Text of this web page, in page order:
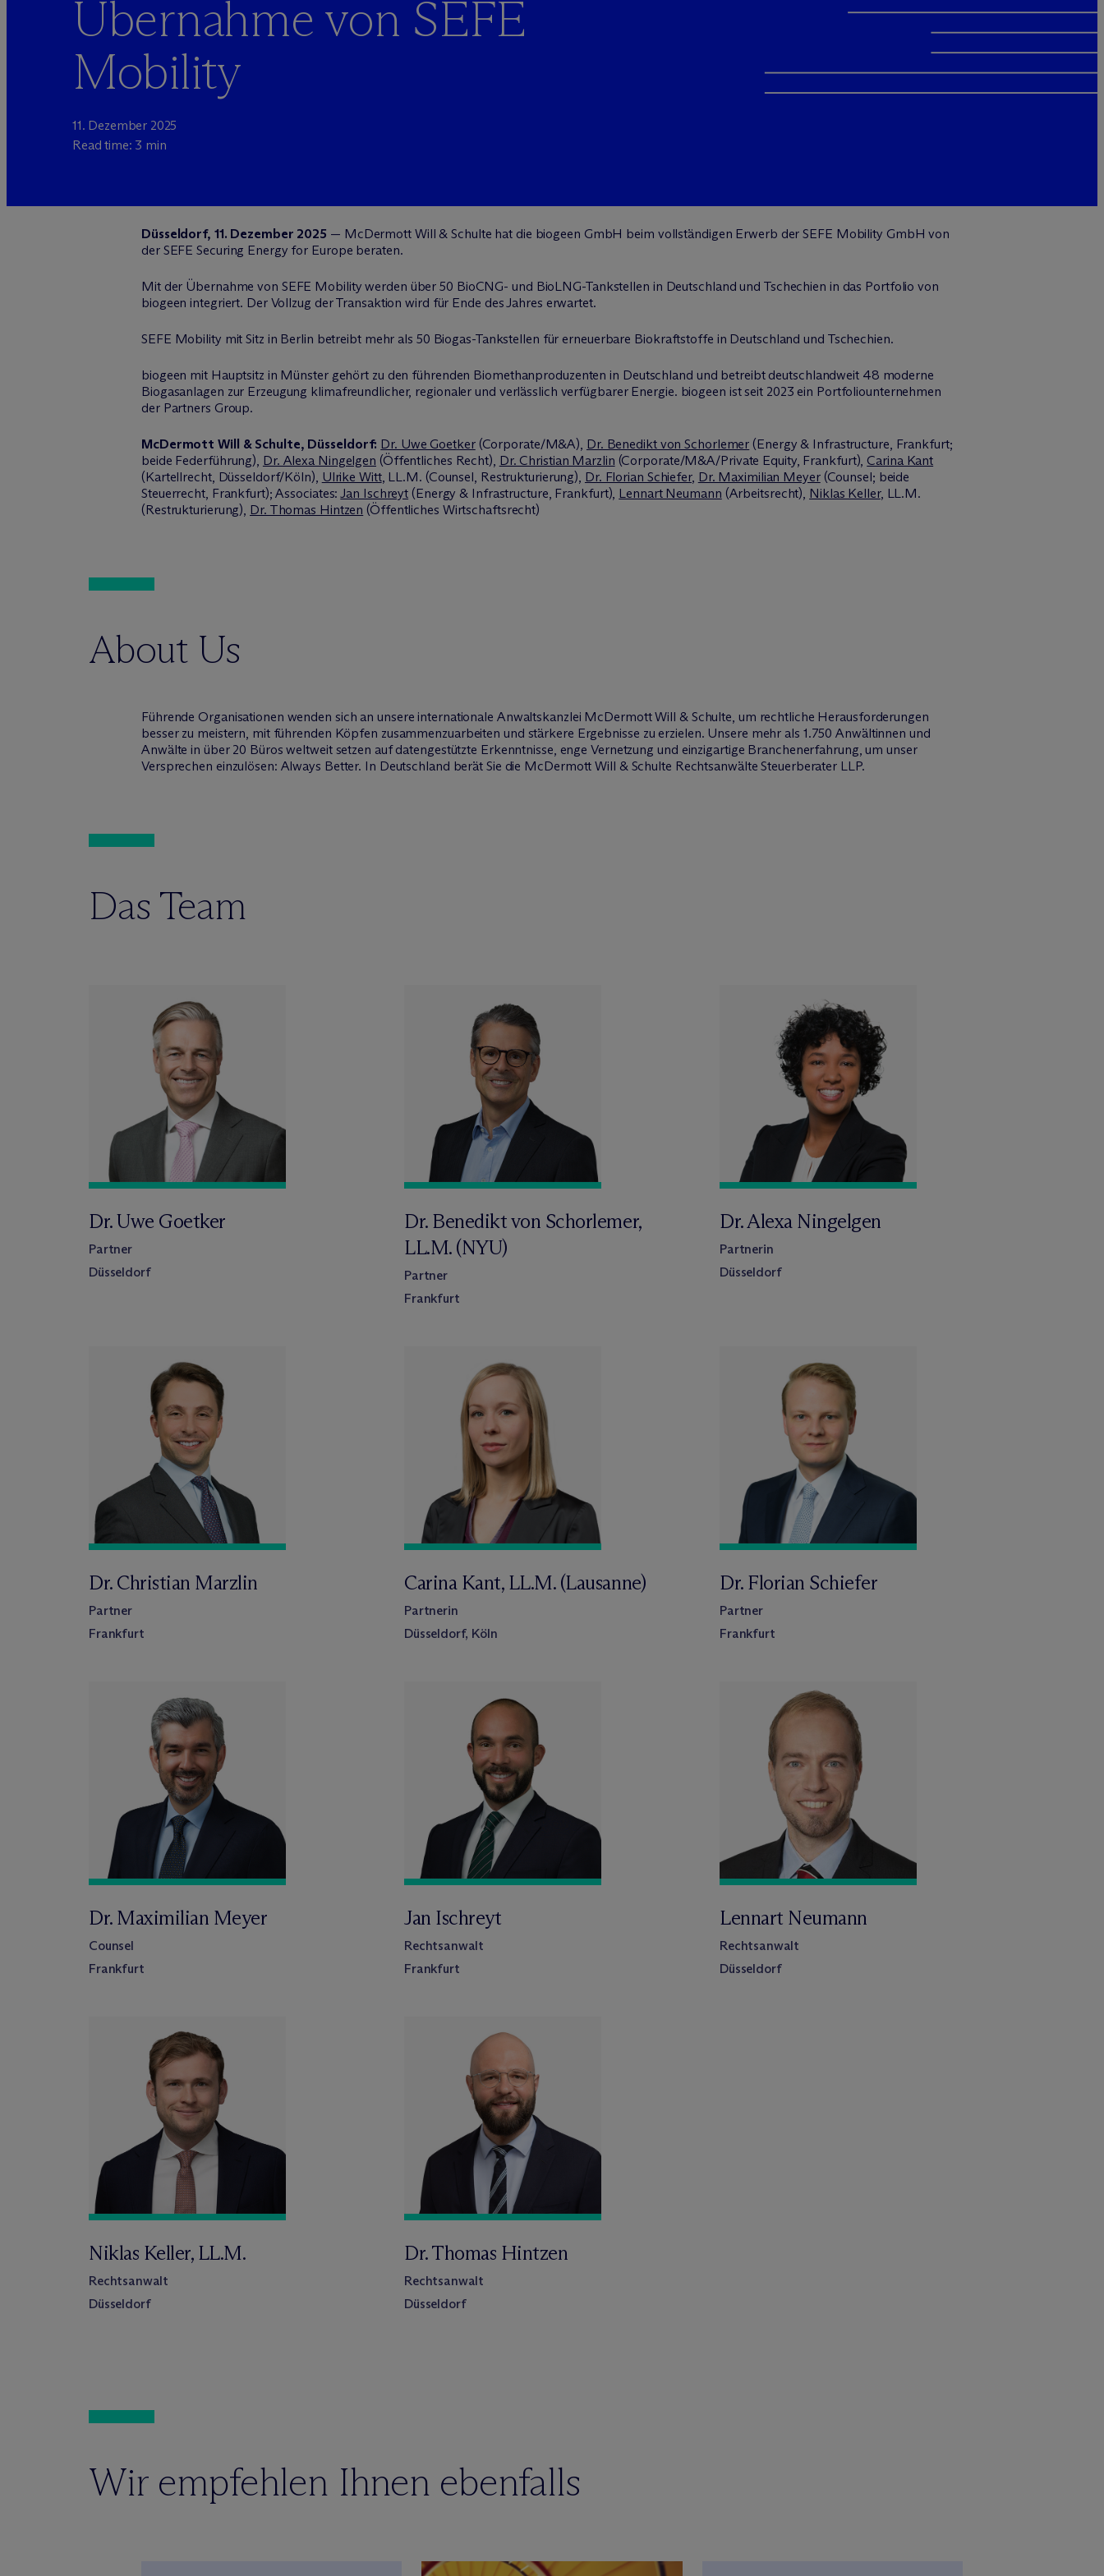
Übernahme von SEFE
Mobility
11. Dezember 2025
Read time: 3 min
Düsseldorf, 11. Dezember 2025 — McDermott Will & Schulte hat die biogeen GmbH beim vollständigen Erwerb der SEFE Mobility GmbH von
der SEFE Securing Energy for Europe beraten.
Mit der Übernahme von SEFE Mobility werden über 50 BioCNG- und BioLNG-Tankstellen in Deutschland und Tschechien in das Portfolio von
biogeen integriert. Der Vollzug der Transaktion wird für Ende des Jahres erwartet.
SEFE Mobility mit Sitz in Berlin betreibt mehr als 50 Biogas-Tankstellen für erneuerbare Biokraftstoffe in Deutschland und Tschechien.
biogeen mit Hauptsitz in Münster gehört zu den führenden Biomethanproduzenten in Deutschland und betreibt deutschlandweit 48 moderne
Biogasanlagen zur Erzeugung klimafreundlicher, regionaler und verlässlich verfügbarer Energie. biogeen ist seit 2023 ein Portfoliounternehmen
der Partners Group.
McDermott Will & Schulte, Düsseldorf: Dr. Uwe Goetker(Corporate/M&A), Dr. Benedikt von Schorlemer (Energy & Infrastructure, Frankfurt;
beide Federführung), Dr. Alexa Ningelgen (Öffentliches Recht), Dr. Christian Marzlin (Corporate/M&A/Private Equity, Frankfurt), Carina Kant
(Kartellrecht, Düsseldorf/Köln), Ulrike Witt, LL.M. (Counsel, Restrukturierung), Dr. Florian Schiefer, Dr. Maximilian Meyer(Counsel; beide
Steuerrecht, Frankfurt); Associates:Jan Ischreyt (Energy & Infrastructure, Frankfurt), Lennart Neumann (Arbeitsrecht), Niklas Keller, LL.M.
(Restrukturierung), Dr. Thomas Hintzen (Öffentliches Wirtschaftsrecht)
About Us
Führende Organisationen wenden sich an unsere internationale Anwaltskanzlei McDermott Will & Schulte, um rechtliche Herausforderungen
besser zu meistern, mit führenden Köpfen zusammenzuarbeiten und stärkere Ergebnisse zu erzielen. Unsere mehr als 1.750 Anwältinnen und
Anwälte in über 20 Büros weltweit setzen auf datengestützte Erkenntnisse, enge Vernetzung und einzigartige Branchenerfahrung, um unser
Versprechen einzulösen: Always Better. In Deutschland berät Sie die McDermott Will & Schulte Rechtsanwälte Steuerberater LLP.
Das Team
Dr. Uwe Goetker
Partner
Düsseldorf
Dr. Benedikt von Schorlemer,
LL.M. (NYU)
Partner
Frankfurt
Dr. Alexa Ningelgen
Partnerin
Düsseldorf
Dr. Christian Marzlin
Partner
Frankfurt
Carina Kant, LL.M. (Lausanne)
Partnerin
Düsseldorf, Köln
Dr. Florian Schiefer
Partner
Frankfurt
Dr. Maximilian Meyer
Counsel
Frankfurt
Jan Ischreyt
Rechtsanwalt
Frankfurt
Lennart Neumann
Rechtsanwalt
Düsseldorf
Niklas Keller, LL.M.
Rechtsanwalt
Düsseldorf
Dr. Thomas Hintzen
Rechtsanwalt
Düsseldorf
Wir empfehlen Ihnen ebenfalls